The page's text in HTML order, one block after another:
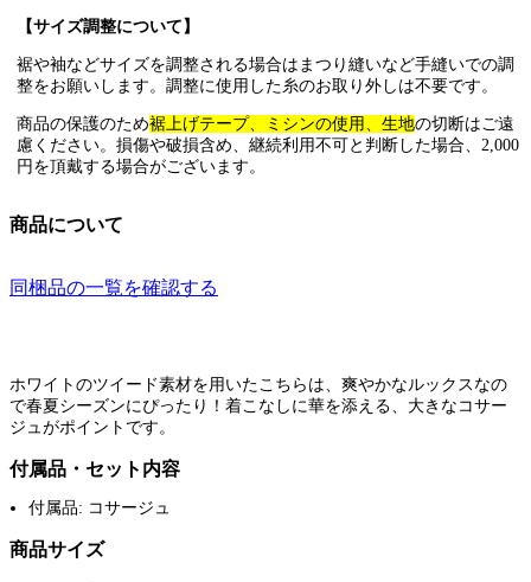
【サイズ調整について】
裾や袖などサイズを調整される場合はまつり縫いなど手縫いでの調
整をお願いします。調整に使用した糸のお取り外しは不要です。
商品の保護のため裾上げテープ、ミシンの使用、生地の切断はご遠
慮ください。損傷や破損含め、継続利用不可と判断した場合、2,000
円を頂戴する場合がございます。
商品について
同梱品の一覧を確認する
ホワイトのツイード素材を用いたこちらは、爽やかなルックスなの
で春夏シーズンにぴったり！着こなしに華を添える、大きなコサー
ジュがポイントです。
付属品・セット内容
付属品: コサージュ
商品サイズ